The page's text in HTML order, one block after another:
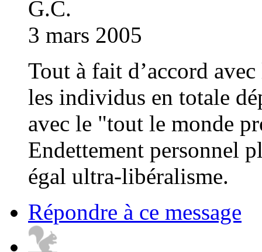
G.C.
3 mars 2005
Tout à fait d’accord
les individus en totale
avec le "tout le monde
Endettement personnel
égal ultra-libéralisme.
Répondre à ce message